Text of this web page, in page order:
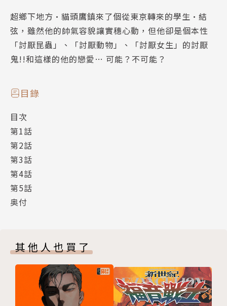
超鄉下地方•貓頭鷹鎮來了個從東京轉來的學生•結
弦，雖然他的帥氣容貌讓實穗心動，但他卻是個本性
「討厭昆蟲」、「討厭動物」、「討厭女生」的討厭
鬼!!和這樣的他的戀愛… 可能？不可能？
目錄
目次
第1話
第2話
第3話
第4話
第5話
奥付
其他人也買了